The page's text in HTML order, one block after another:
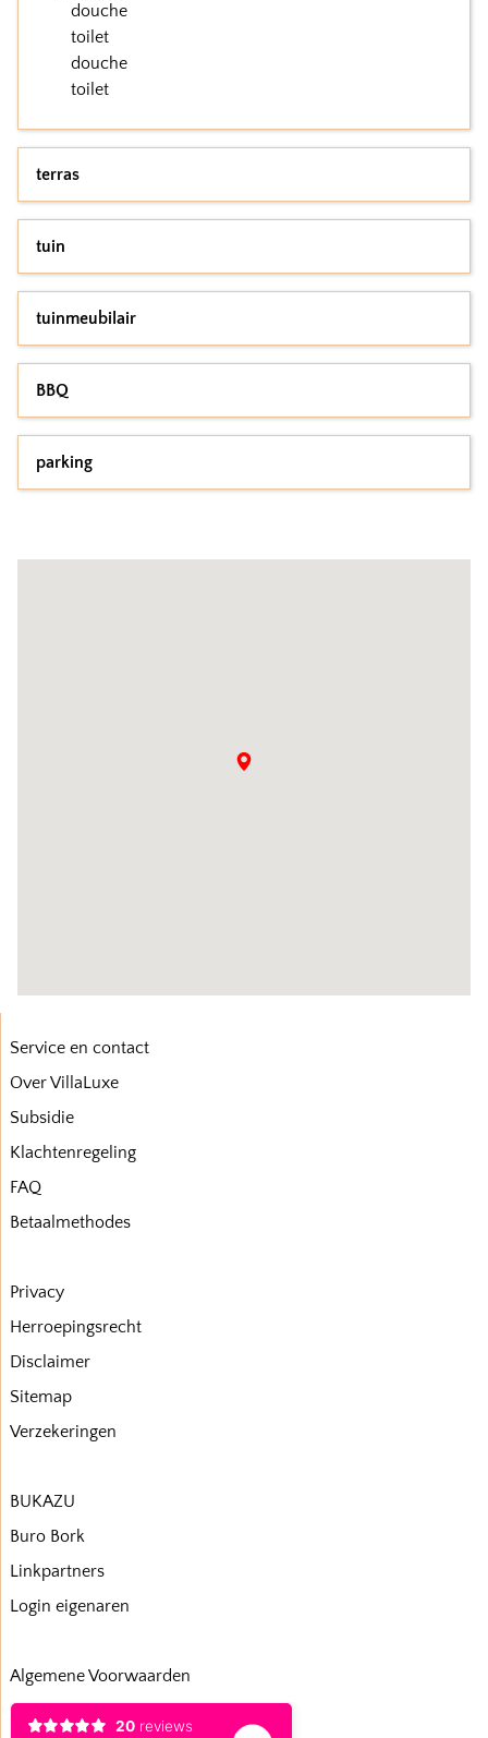
douche
toilet
douche
toilet
terras
tuin
tuinmeubilair
BBQ
parking
Service en contact
Over VillaLuxe
Subsidie
Klachtenregeling
FAQ
Betaalmethodes
Privacy
Herroepingsrecht
Disclaimer
Sitemap
Verzekeringen
BUKAZU
Buro Bork
Linkpartners
Login eigenaren
Algemene Voorwaarden